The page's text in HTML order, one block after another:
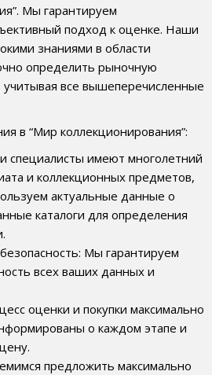
Мы гарантируем
подход к оценке. Наши
знаниями в области
определить рыночную
все вышеперечисленные
в “Мир коллекционирования”:
специалисты имеют многолетний
и коллекционных предметов,
актуальные данные о
каталоги для определения
Мы гарантируем
всех ваших данных и
оценки и покупки максимально
о каждом этапе и
предложить максимально